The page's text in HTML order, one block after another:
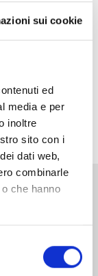
sui cookie
ed
media e per
inoltre
sito con i
dati web,
combinarle
che hanno
ai Next
cover
standee